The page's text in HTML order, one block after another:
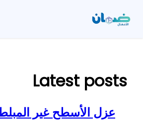
Latest posts
عزل الأسطح غير